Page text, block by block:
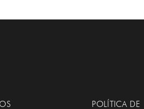
POLÍTICA DE